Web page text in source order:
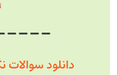
دانلود سوالات